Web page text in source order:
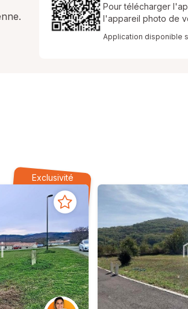
Pour télécharger
l'appareil photo de
Application disponible
Exclusivité